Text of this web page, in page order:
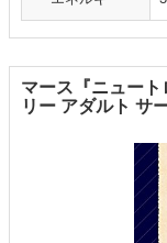
マース『ニュー
リー アダルト サ